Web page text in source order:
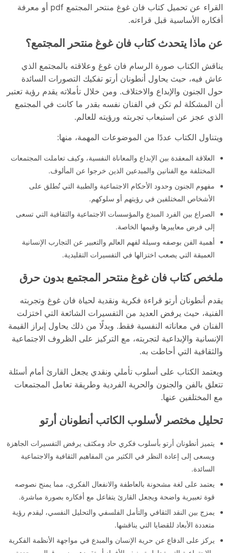
القراء عن تحميل كتاب فان غوغ منتحر المجتمع pdf أو معرفة
أفكاره الأساسية قبل قراءته.
عن ماذا يتحدث كتاب فان غوغ منتحر المجتمع؟
يناقش الكتاب صورة الرسام فان غوغ وعلاقته بالمجتمع الذي
عاش فيه، حيث يحاول أنطونان أرتو تفكيك التصورات السائدة
حول الجنون والإبداع والاختلاف. ومن خلال تأملاته يقدم رؤية تعتبر
أن المشكلة لم تكن في الفنان نفسه بقدر ما كانت في المجتمع
الذي عجز عن استيعاب تجربته ورؤيته للعالم.
ويتناول الكتاب عددًا من الموضوعات المهمة، منها:
العلاقة المعقدة بين الإبداع والمعاناة النفسية، وكيف تعاملت المجتمعات
المختلفة مع الفنانين والمبدعين الذين خرجوا عن المألوف.
مفهوم الجنون وحدود الأحكام الاجتماعية والطبية التي تُطلق على
الأشخاص المختلفين في رؤيتهم أو سلوكهم.
الصراع بين الفرد المبدع والمؤسسات الاجتماعية والثقافية التي تسعى
إلى فرض معاييرها وقيمها الخاصة.
أهمية الفن بوصفه وسيلة لفهم العالم والتعبير عن التجارب الإنسانية
العميقة التي يصعب اختزالها في التفسيرات التقليدية.
ملخص كتاب فان غوغ منتحر المجتمع بدون حرق
يقدم أنطونان أرتو قراءة فكرية ونقدية لحياة فان غوغ وتجربته
الفنية، حيث يرفض العديد من التفسيرات الشائعة التي اختزلت
الفنان في معاناته النفسية فقط. وبدلًا من ذلك يحاول إبراز القيمة
الإنسانية والإبداعية لتجربته، مع التركيز على الظروف الاجتماعية
والثقافية التي أحاطت به.
ويعتمد الكتاب على أسلوب تأملي ونقدي يجعل القارئ أمام أسئلة
تتعلق بالفن والجنون والحرية الفردية وطريقة تعامل المجتمعات
مع المختلفين عنها.
تحليل مختصر لأسلوب الكاتب أنطونان أرتو
يتميز أنطونان أرتو بأسلوب فكري حاد ومكثف يرفض التفسيرات الجاهزة
ويسعى إلى إعادة النظر في الكثير من المفاهيم الثقافية والاجتماعية
السائدة.
يعتمد على لغة مشحونة بالعاطفة والانفعال الفكري، مما يمنح نصوصه
قوة تعبيرية واضحة ويجعل القارئ يتفاعل مع أفكاره بصورة مباشرة.
يمزج بين النقد الثقافي والتأمل الفلسفي والتحليل النفسي، ليقدم رؤية
متعددة الأبعاد للقضايا التي يناقشها.
يركز على الدفاع عن حرية الإنسان والمبدع في مواجهة الأنظمة الفكرية